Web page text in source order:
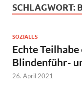
SCHLAGWORT:
SOZIALES
Echte
Blindenführ-
26. April 2021